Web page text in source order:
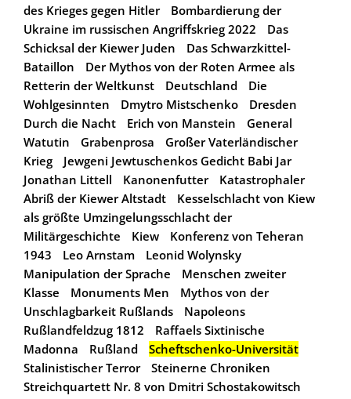
des Krieges gegen Hitler
Bombardierung der
Ukraine im russischen Angriffskrieg 2022
Das
Schicksal der Kiewer Juden
Das Schwarzkittel-
Bataillon
Der Mythos von der Roten Armee als
Retterin der Weltkunst
Deutschland
Die
Wohlgesinnten
Dmytro Mistschenko
Dresden
Durch die Nacht
Erich von Manstein
General
Watutin
Grabenprosa
Großer Vaterländischer
Krieg
Jewgeni Jewtuschenkos Gedicht Babi Jar
Jonathan Littell
Kanonenfutter
Katastrophaler
Abriß der Kiewer Altstadt
Kesselschlacht von Kiew
als größte Umzingelungsschlacht der
Militärgeschichte
Kiew
Konferenz von Teheran
1943
Leo Arnstam
Leonid Wolynsky
Manipulation der Sprache
Menschen zweiter
Klasse
Monuments Men
Mythos von der
Unschlagbarkeit Rußlands
Napoleons
Rußlandfeldzug 1812
Raffaels Sixtinische
Madonna
Rußland
Scheftschenko-Universität
Stalinistischer Terror
Steinerne Chroniken
Streichquartett Nr. 8 von Dmitri Schostakowitsch